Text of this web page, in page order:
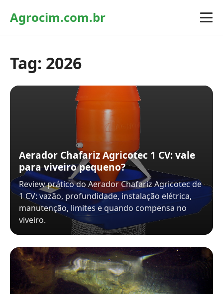
Agrocim.com.br
Tag: 2026
Aerador Chafariz Agricotec 1 CV: vale
para viveiro pequeno?
Review prático do Aerador Chafariz Agricotec de
1 CV: vazão, profundidade, instalação elétrica,
manutenção, limites e quando compensa no
viveiro.